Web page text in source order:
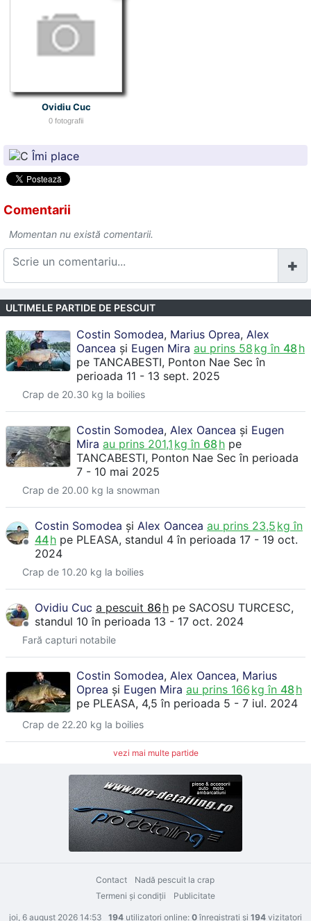
Ovidiu Cuc
0 fotografii
Îmi place
Comentarii
Momentan nu există comentarii.
ULTIMELE PARTIDE DE PESCUIT
Costin Somodea, Marius Oprea, Alex
Oancea și Eugen Mira au prins 58 kg în 48 h
pe TANCABESTI, Ponton Nae Secîn
perioada 11 - 13 sept. 2025
Crap de 20.30 kg la boilies
Costin Somodea, Alex Oancea și Eugen
Mira au prins 201,1 kg în 68 h pe
TANCABESTI, Ponton Nae Secîn perioada
7 - 10 mai 2025
Crap de 20.00 kg la snowman
Costin Somodea și Alex Oancea au prins 23,5 kg în
44h pe PLEASA, standul 4în perioada 17 - 19 oct.
2024
Crap de 10.20 kg la boilies
Ovidiu Cuc a pescuit 86h pe SACOSU TURCESC,
standul 10în perioada 13 - 17 oct. 2024
Fară capturi notabile
Costin Somodea, Alex Oancea, Marius
Oprea și Eugen Mira au prins 166 kg în 48 h
pe PLEASA, 4,5în perioada 5 - 7 iul. 2024
Crap de 22.20 kg la boilies
vezi mai multe partide
Contact
Nadă pescuit la crap
Termeni şi condiţii
Publicitate
joi, 6 august 2026 14:53 194 utilizatori online: 0 înregistraţi şi 194 vizitatori